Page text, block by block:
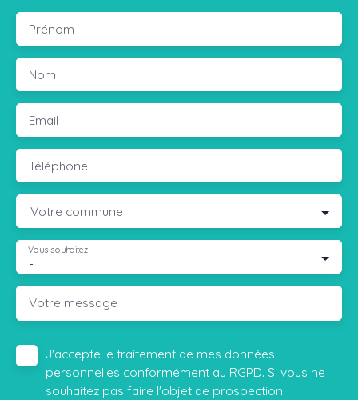
Prénom
Nom
Email
Téléphone
Votre commune
-
Vous souhaitez
Votre message
J'accepte le traitement de mes données
personnelles conformément au RGPD. Si vous ne
souhaitez pas faire l'objet de prospection